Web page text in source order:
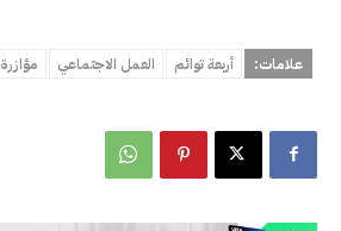
علامات: أربعة توائم العمل الاجتماعي مؤازرة